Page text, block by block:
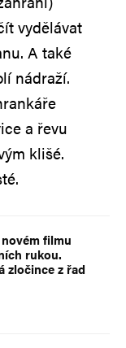
vydělávat
A také
nádraží.
a řevu
klišé.
filmu
rukou.
zločince z řad